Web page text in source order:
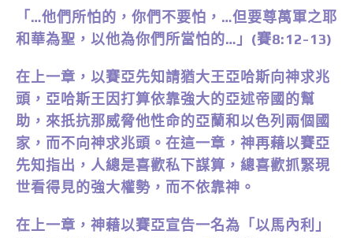
「…他們所怕的，你們不要怕，…但要尊萬軍之耶
和華為聖，以他為你們所當怕的…」(賽8:12-13)
在上一章，以賽亞先知請猶大王亞哈斯向神求兆
頭，亞哈斯王因打算依靠強大的亞述帝國的幫
助，來扺抗那威脅他性命的亞蘭和以色列兩個國
家，而不向神求兆頭。在這一章，神再藉以賽亞
先知指出，人總是喜歡私下謀算，總喜歡抓緊現
世看得見的強大權勢，而不依靠神。
在上一章，神藉以賽亞宣告一名為「以馬內利」